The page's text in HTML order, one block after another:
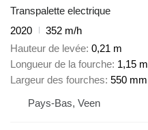
Transpalette electrique
2020
352 m/h
Hauteur de levée 0,21 m
Longueur de la fourche 1,15 m
Largeur des fourches 550 mm
Pays-Bas, Veen